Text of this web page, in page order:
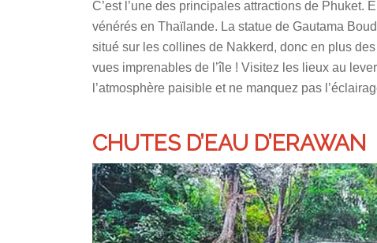
C’est l’une des principales attractions de Phuket.
vénérés en Thaïlande. La statue de Gautama
situé sur les collines de Nakkerd, donc en plus
vues imprenables de l’île ! Visitez les lieux au
l’atmosphère paisible et ne manquez pas
CHUTES D’EAU D’ERAWAN